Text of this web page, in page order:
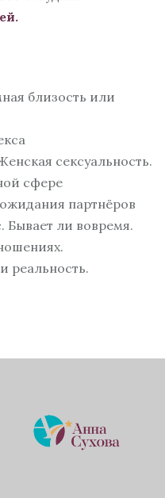
близость или
сексуальность.
сфере
партнёров
Бывает ли вовремя.
реальность.